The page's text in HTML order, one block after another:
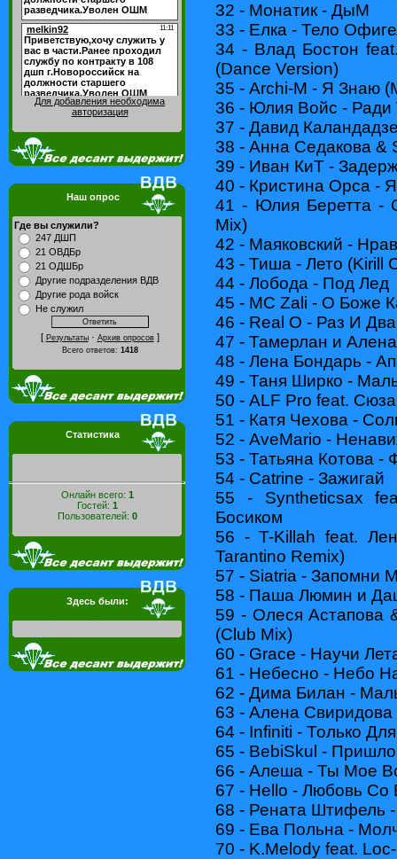
Для добавления необходима
авторизация
Наш опрос
Где вы служили?
247 ДШП
21 ОВДБр
21 ОДШБр
Другие подразделения ВДВ
Другие рода войск
Не служил
[ Результаты· Архив опросов]
Всего ответов: 1418
Статистика
Онлайн всего: 1
Гостей: 1
Пользователей: 0
Здесь были:
32 - Монатик - ДыМ
33 - Елка - Тело
34 - Влад Бостон
(Dance Version)
35 - Archi-M - Я Знаю
36 - Юлия Войс - Ради
37 - Давид
38 - Анна Седакова
39 - Иван КиТ -
40 - Кристина Орса -
41 - Юлия Беретта -
Mix)
42 - Маяковский -
43 - Тиша - Лето (Kirill
44 - Лобода - Под Лед
45 - MC Zali - О Боже
46 - Real O - Раз И Два
47 - Тамерлан и
48 - Лена Бондарь -
49 - Таня Ширко -
50 - ALF Pro feat.
51 - Катя Чехова -
52 - AveMario -
53 - Татьяна Котова -
54 - Catrine - Зажигай
55 - Syntheticsax
Босиком
56 - T-Killah feat.
Tarantino Remix)
57 - Siatria - Запомни
58 - Паша Люмин и
59 - Олеся
(Club Mix)
60 - Grace - Научи
61 - Небесно - Небо
62 - Дима Билан -
63 - Алена
64 - Infiniti - Только
65 - BebiSkul -
66 - Алеша - Ты Мое
67 - Hello - Любовь Со
68 - Рената Штифель
69 - Ева Польна -
70 - K.Melody feat.